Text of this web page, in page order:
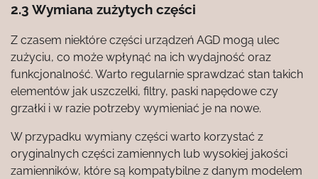
2.3 Wymiana zużytych części
Z czasem niektóre części urządzeń AGD mogą ulec
zużyciu, co może wpłynąć na ich wydajność oraz
funkcjonalność. Warto regularnie sprawdzać stan takich
elementów jak uszczelki, filtry, paski napędowe czy
grzałki i w razie potrzeby wymieniać je na nowe.
W przypadku wymiany części warto korzystać z
oryginalnych części zamiennych lub wysokiej jakości
zamienników, które są kompatybilne z danym modelem